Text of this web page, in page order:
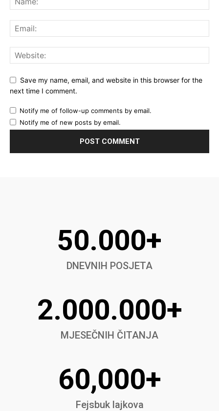
Save my name, email, and website in this browser for the
next time I comment.
Notify me of follow-up comments by email.
Notify me of new posts by email.
50.000+
DNEVNIH POSJETA
2.000.000+
MJESEČNIH ČITANJA
60,000+
Fejsbuk lajkova